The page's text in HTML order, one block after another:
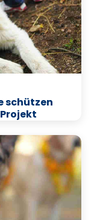
schützen